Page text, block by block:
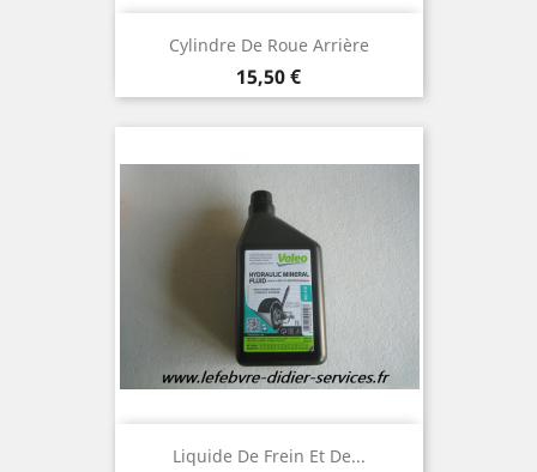
Cylindre De Roue Arrière
Prix
15,50 €
Liquide De Frein Et De...